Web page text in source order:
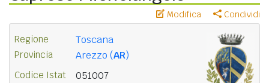
Modifica Condividi
Regione Toscana
Provincia Arezzo (AR)
Codice Istat 051007